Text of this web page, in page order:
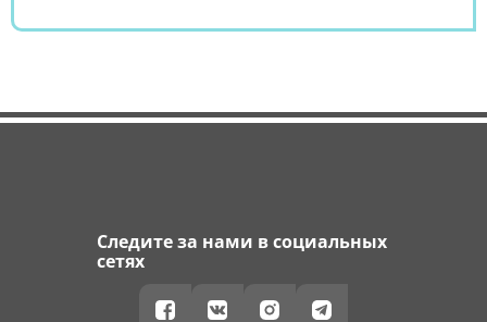
Следите за нами в социальных
сетях